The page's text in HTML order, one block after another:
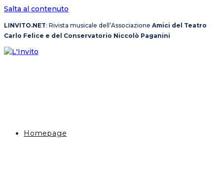
Salta al contenuto
LINVITO.NET: Rivista musicale dell’Associazione Amici del Teatro
Carlo Felice e del Conservatorio Niccolò Paganini
Homepage